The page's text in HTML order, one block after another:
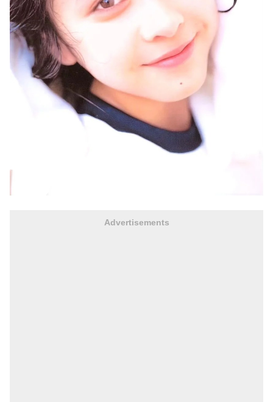
Advertisements